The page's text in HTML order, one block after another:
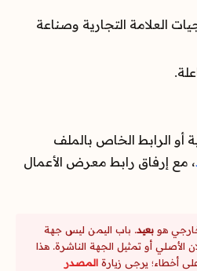
العلامة التجارية وصناعة
أو الرابط الخاص بالملف
، مع إرفاق رابط معرض الأعمال
هو بعيد. باب اليمن ليس جهة
الأصلي أو تمثيل الجهة الناشرة. هذا
أخطاء؛ يرجى زيارة المصدر